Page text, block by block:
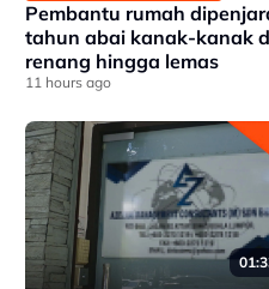
Pembantu rumah
tahun abai kanak-kanak
renang hingga lemas
11 hours ago